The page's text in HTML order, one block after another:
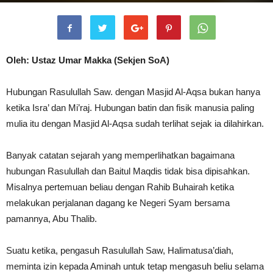
Oleh: Ustaz Umar Makka (Sekjen SoA)
Hubungan Rasulullah Saw. dengan Masjid Al-Aqsa bukan hanya
ketika Isra’ dan Mi’raj. Hubungan batin dan fisik manusia paling
mulia itu dengan Masjid Al-Aqsa sudah terlihat sejak ia dilahirkan.
Banyak catatan sejarah yang memperlihatkan bagaimana
hubungan Rasulullah dan Baitul Maqdis tidak bisa dipisahkan.
Misalnya pertemuan beliau dengan Rahib Buhairah ketika
melakukan perjalanan dagang ke Negeri Syam bersama
pamannya, Abu Thalib.
Suatu ketika, pengasuh Rasulullah Saw, Halimatusa’diah,
meminta izin kepada Aminah untuk tetap mengasuh beliu selama